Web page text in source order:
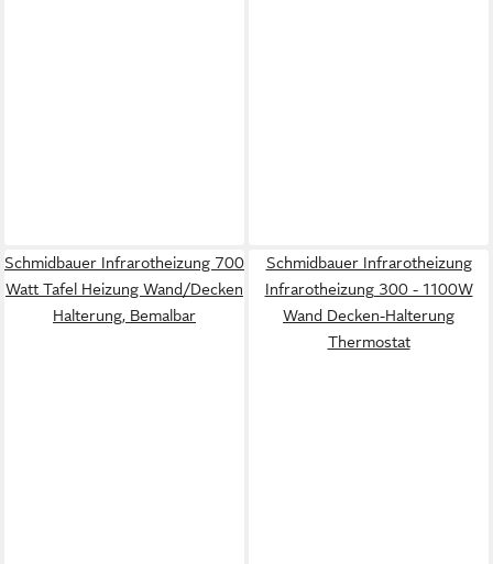
Schmidbauer Infrarotheizung 700
Watt Tafel Heizung Wand/Decken
Halterung, Bemalbar
Schmidbauer Infrarotheizung
Infrarotheizung 300 - 1100W
Wand Decken-Halterung
Thermostat